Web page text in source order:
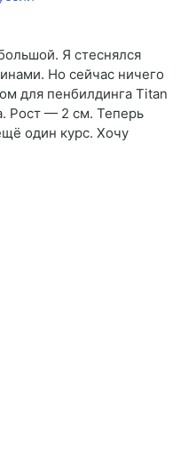
Я стеснялся
Но сейчас ничего
для пенбилдинга Titan
Рост — 2 см. Теперь
один курс. Хочу